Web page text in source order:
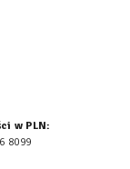
w PLN:
8099